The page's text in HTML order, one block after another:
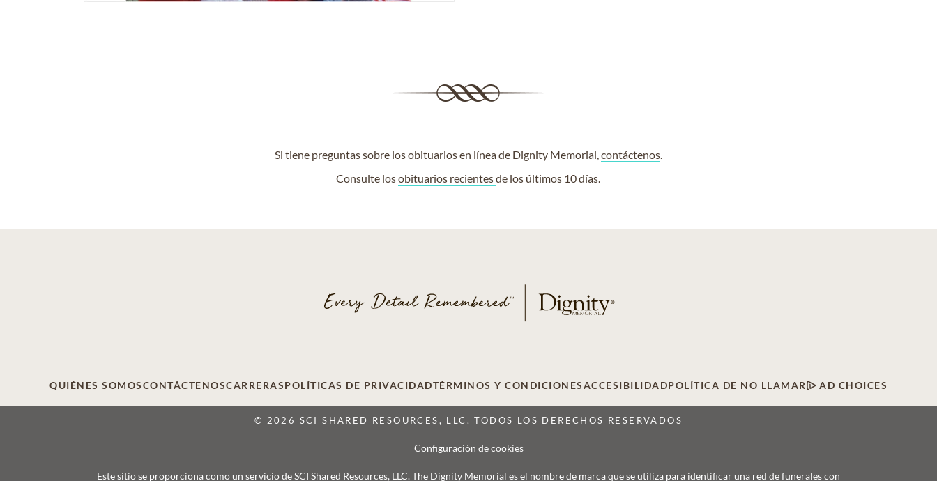
Si tiene preguntas sobre los obituarios en línea de Dignity Memorial,contáctenos.
Consulte losobituarios recientesde los últimos 10 días.
QUIÉNES SOMOSCONTÁCTENOSCARRERASPOLÍTICAS DE PRIVACIDADTÉRMINOS Y CONDICIONESACCESIBILIDADPOLÍTICA DE NO LLAMAR AD CHOICES
© 2026 SCI SHARED RESOURCES, LLC, TODOS LOS DERECHOS RESERVADOS
Configuración de cookies
Este sitio se proporciona como un servicio de SCI Shared Resources, LLC. The Dignity Memorial es el nombre de marca que se utiliza para identificar una red de funerales con